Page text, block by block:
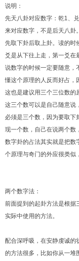
说明：
先天八卦对应数字：乾1、
来对应数字，不是后天八卦。
先取下卦后取上卦。读的时
爻是从下往上走，第一爻在
说数字的时候一定要随意，
懂这个原理的人反而好占，
这也是建议用三个三位数的
这三个数可以是自己随意说
必须是三个数，因为要取
现一个数，自己在说两个数
数字卦的占法其实就是把数
个原理与奇门的外应很类似
两个数字法：
前面提到的起卦方法是根据
实际中使用的方法。
配合深呼吸，在安静虔诚的
的方法很多，比如你从一堆